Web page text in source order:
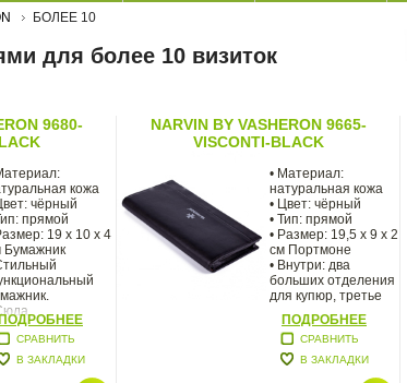
БОЛЕЕ 10
для более 10 визиток
9680-
кожа
чёрный
прямой
19 х 10 х 4
Бумажник
СРАВНИТЬ
В ЗАКЛАДКИ
NARVIN BY VASHERON 9665-
VISCONTI-BLACK
• Материал:
натуральная кожа
• Цвет: чёрный
• Тип: прямой
• Размер: 19,5 х 9 х 2
см Портмоне
• Внутри: два
больших отделения
для купюр, третье
ПОДРОБНЕЕ
СРАВНИТЬ
В ЗАКЛАДКИ